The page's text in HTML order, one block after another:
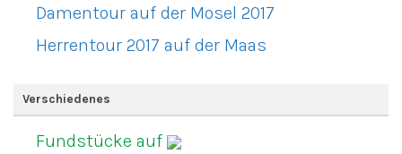
Damentour auf der Mosel 2017
Herrentour 2017 auf der Maas
Verschiedenes
Fundstücke auf